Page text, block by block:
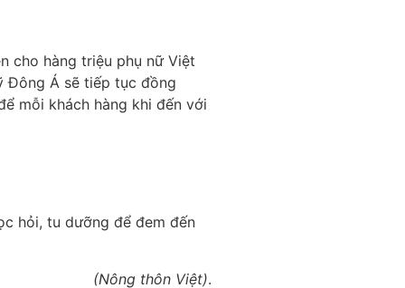
cho hàng triệu phụ nữ Việt
Đông Á sẽ tiếp tục đồng
mỗi khách hàng khi đến với
hỏi, tu dưỡng để đem đến
(Nông thôn Việt).